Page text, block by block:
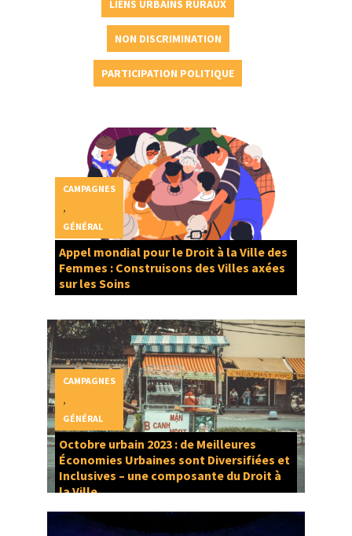
LIENS URBAINS RURAUX
NON DISCRIMINATION
PARTICIPATION POLITIQUE
Appel mondial pour le Droit à la Ville des
Femmes : Construisons des Villes axées
sur les Soins
CAMPAGNES
GÉNÉRAL
Octobre urbain 2023 : de Meilleures
Économies Urbaines sont Diversifiées et
Inclusives – une composante du Droit à
la Ville
CAMPAGNES
GÉNÉRAL